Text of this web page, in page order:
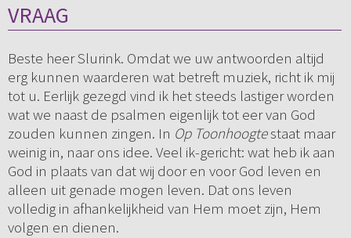
VRAAG
Beste heer Slurink. Omdat we uw antwoorden altijd
erg kunnen waarderen wat betreft muziek, richt ik mij
tot u. Eerlijk gezegd vind ik het steeds lastiger worden
wat we naast de psalmen eigenlijk tot eer van God
zouden kunnen zingen. In Op Toonhoogtestaat maar
weinig in, naar ons idee. Veel ik-gericht: wat heb ik aan
God in plaats van dat wij door en voor God leven en
alleen uit genade mogen leven. Dat ons leven
volledig in afhankelijkheid van Hem moet zijn, Hem
volgen en dienen.